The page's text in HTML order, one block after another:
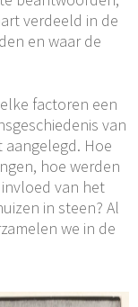
verdeeld in de
en waar de
factoren een
van
Hoe
hoe werden
van het
in steen? Al
we in de